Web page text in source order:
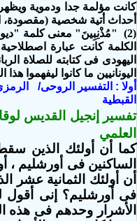
كانت مؤلمة جدا ودموية ويظهر
أحداث أتية شخصية (مقصودة، الآيات (لو 13: 1-2 ) وطبيعية (غير
الكلمة كانت عبارة
اليونانيين ما كانوا ليفھموا
أولا : التفسير الروحى/
القبطية
تفسير إنجيل القديس
العلمي
كما أن أولئك الذين
الساكنين فى أورشليم ،
أن أولئك الثمانية عشر
فى أورشليم؟ إنى أقول